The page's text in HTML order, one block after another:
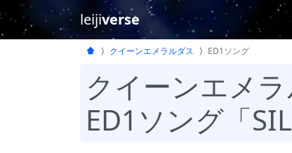
leijiverse
クイーンエメラルダス ED1ソング
クイーンエメ
ED1ソング「